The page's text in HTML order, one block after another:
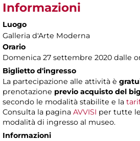
Informazioni
Luogo
Galleria d'Arte Moderna
Orario
Domenica 27 settembre 2020 dalle
Biglietto d'ingresso
La partecipazione alle attività è
prenotazione previo acquisto del
secondo le modalità stabilite e la
Consulta la pagina AVVISI per tutte
modalità di ingresso al museo.
Informazioni